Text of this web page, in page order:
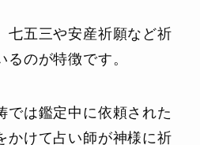
七五三や安産祈願など祈
のが特徴です。
では鑑定中に依頼された
かけて占い師が神様に祈